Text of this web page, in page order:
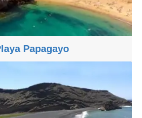
Papagayo